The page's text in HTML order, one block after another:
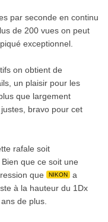
par seconde en continu
de 200 vues on peut
exceptionnel.
on obtient de
un plaisir pour les
que largement
bravo pour cet
rafale soit
que ce soit une
que
NIKON a
à la hauteur du 1Dx
de plus.